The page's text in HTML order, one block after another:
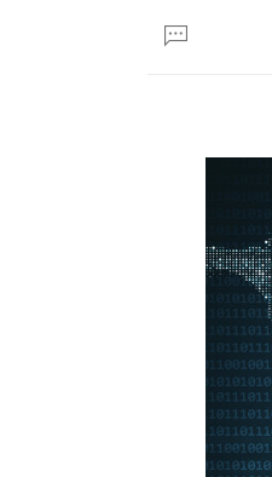
문댓
글